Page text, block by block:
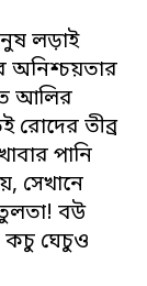
লড়াই
অনিশ্চয়তার
আলির
রোদের তীব্র
পানি
সেখানে
বউ
কচু ঘেচুও